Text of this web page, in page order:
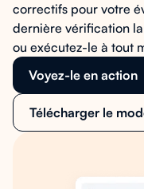
correctifs pour votre
dernière vérification
ou exécutez-le à tout
Voyez-le en action
Télécharger le